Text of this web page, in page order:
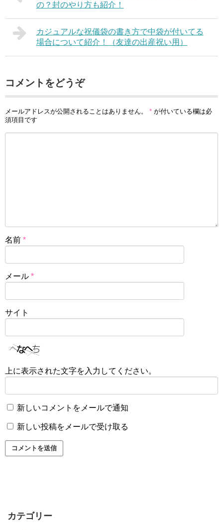
の？封のやり方も紹介！
カジュアルな祝儀袋の書き方で中袋が付いてる
場合について紹介！（友達の出産祝い用）
コメントをどうぞ
メールアドレスが公開されることはありません。 * が付いている欄は必
須項目です
名前 *
メール *
サイト
上に表示された文字を入力してください。
新しいコメントをメールで通知
新しい投稿をメールで受け取る
カテゴリー